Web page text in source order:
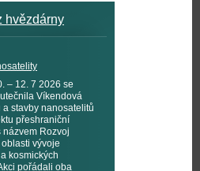
hvězdárny
– 12. 7 2026 se
Víkendová
stavby nanosatelitů
přeshraniční
Rozvoj
vývoje
kosmických
pořádali oba